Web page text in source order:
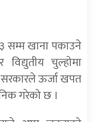
सम्म खाना पकाउने
चुल्होमा
ऊर्जा खपत
गरेको छ ।